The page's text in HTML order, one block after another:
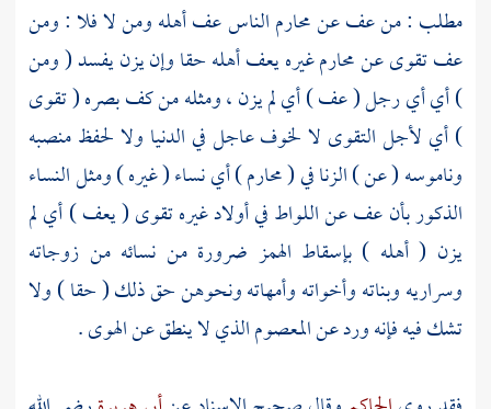
مطلب : من عف عن محارم الناس عف أهله ومن لا فلا : ومن
عف تقوى عن محارم غيره يعف أهله حقا وإن يزن يفسد ( ومن
) أي أي رجل ( عف ) أي لم يزن ، ومثله من كف بصره ( تقوى
) أي لأجل التقوى لا لخوف عاجل في الدنيا ولا لحفظ منصبه
وناموسه ( عن ) الزنا في ( محارم ) أي نساء ( غيره ) ومثل النساء
الذكور بأن عف عن اللواط في أولاد غيره تقوى ( يعف ) أي لم
يزن ( أهله ) بإسقاط الهمز ضرورة من نسائه من زوجاته
وسراريه وبناته وأخواته وأمهاته ونحوهن حق ذلك ( حقا ) ولا
تشك فيه فإنه ورد عن المعصوم الذي لا ينطق عن الهوى .